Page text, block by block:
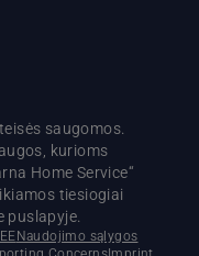
saugomos.
kurioms
Home Service“
tiesiogiai
puslapyje.
Naudojimo sąlygos